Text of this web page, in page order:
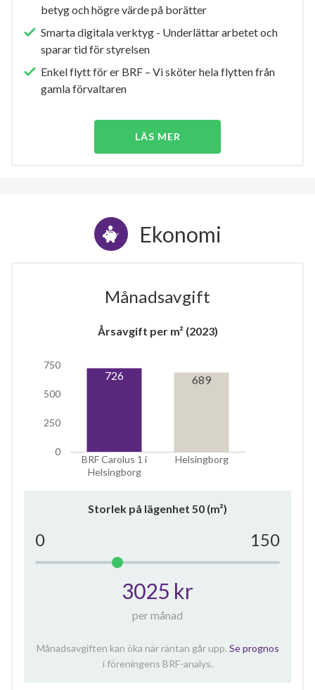
betyg och högre värde på borätter
Smarta digitala verktyg - Underlättar arbetet och
sparar tid för styrelsen
Enkel flytt för er BRF – Vi sköter hela flytten från
gamla förvaltaren
LÄS MER
Ekonomi
Månadsavgift
Årsavgift per m² (2023)
BRF Carolus 1 i
Helsingborg
Helsingborg
0
250
500
750
726 689
Storlek på lägenhet 50 (m²)
0 150
3025 kr
per månad
Månadsavgiften kan öka när räntan går upp. Se prognos
i föreningens BRF-analys.